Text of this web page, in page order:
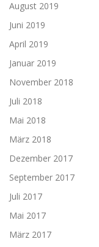
August 2019
Juni 2019
April 2019
Januar 2019
November 2018
Juli 2018
Mai 2018
März 2018
Dezember 2017
September 2017
Juli 2017
Mai 2017
März 2017